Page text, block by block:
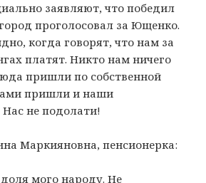
заявляют, что победил
проголосовал за Ющенко.
когда говорят, что нам за
платят. Никто нам ничего
пришли по собственной
пришли и наши
не подолати!
Маркияновна, пенсионерка:
мого народу. Не